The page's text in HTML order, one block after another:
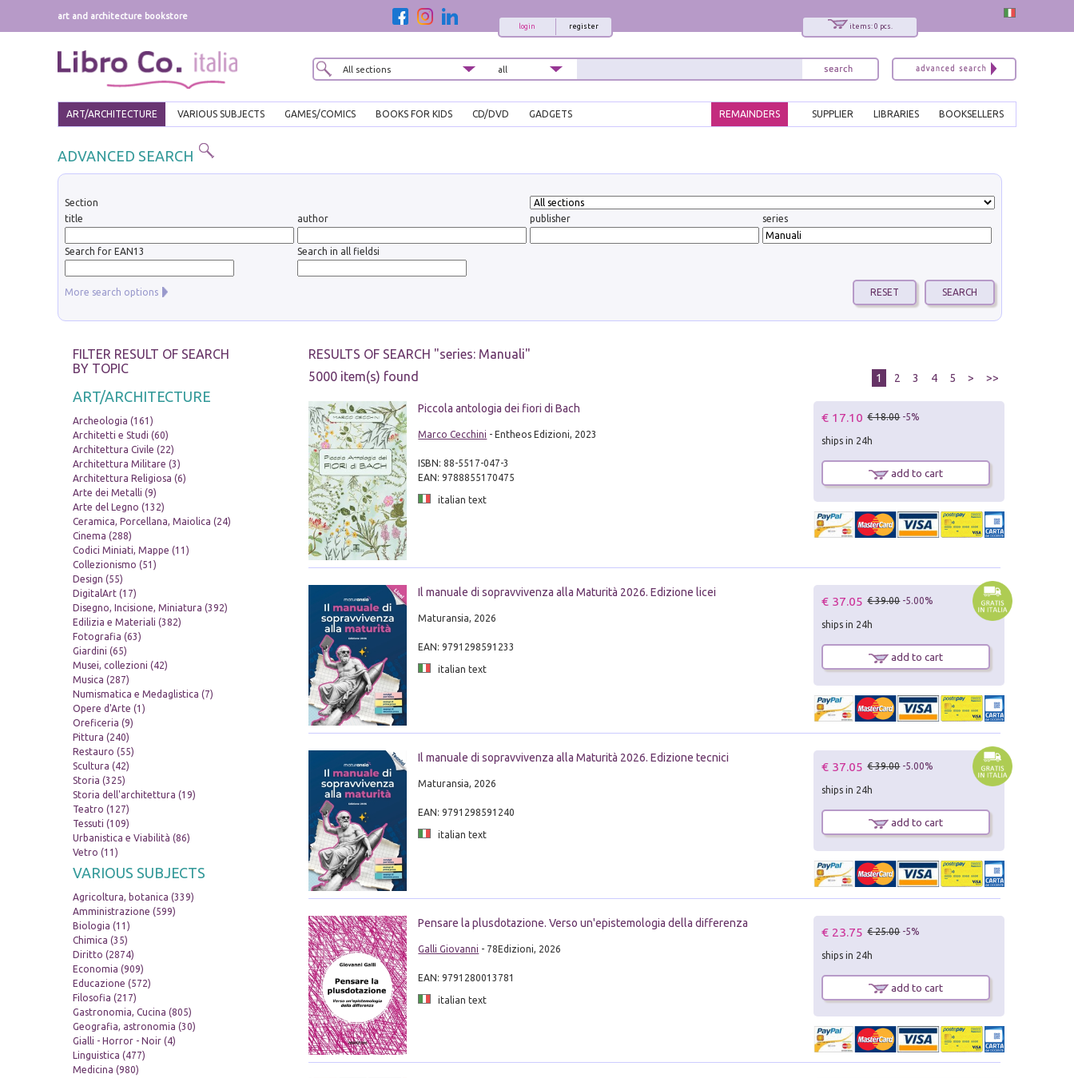
art and architecture bookstore
items: 0 pcs.
register
login
ART/ARCHITECTURE VARIOUS SUBJECTS GAMES/COMICS BOOKS FOR KIDS CD/DVD GADGETS BOOKSELLERS
LIBRARIES
SUPPLIER
REMAINDERS
ADVANCED SEARCH
Section
title
author publisher series
Search for EAN13 Search in all fieldsi
More search options
FILTER RESULT OF SEARCH
BY TOPIC
ART/ARCHITECTURE
Archeologia (161)
Architetti e Studi (60)
Architettura Civile (22)
Architettura Militare (3)
Architettura Religiosa (6)
Arte dei Metalli (9)
Arte del Legno (132)
Ceramica, Porcellana, Maiolica (24)
Cinema (288)
Codici Miniati, Mappe (11)
Collezionismo (51)
Design (55)
DigitalArt (17)
Disegno, Incisione, Miniatura (392)
Edilizia e Materiali (382)
Fotografia (63)
Giardini (65)
Musei, collezioni (42)
Musica (287)
Numismatica e Medaglistica (7)
Opere d'Arte (1)
Oreficeria (9)
Pittura (240)
Restauro (55)
Scultura (42)
Storia (325)
Storia dell'architettura (19)
Teatro (127)
Tessuti (109)
Urbanistica e Viabilità (86)
Vetro (11)
VARIOUS SUBJECTS
Agricoltura, botanica (339)
Amministrazione (599)
Biologia (11)
Chimica (35)
Diritto (2874)
Economia (909)
Educazione (572)
Filosofia (217)
Gastronomia, Cucina (805)
Geografia, astronomia (30)
Gialli - Horror - Noir (4)
Linguistica (477)
Medicina (980)
RESULTS OF SEARCH "series: Manuali"
5000 item(s) found
1 2 3 4 5 > >>
Piccola antologia dei fiori di Bach
Marco Cecchini - Entheos Edizioni, 2023
ISBN: 88-5517-047-3
EAN: 9788855170475
italian text
€ 17.10 € 18.00 -5%
ships in 24h
add to cart
Il manuale di sopravvivenza alla Maturità 2026. Edizione licei
Maturansia, 2026
EAN: 9791298591233
italian text
€ 37.05 € 39.00 -5.00%
ships in 24h
add to cart
Il manuale di sopravvivenza alla Maturità 2026. Edizione tecnici
Maturansia, 2026
EAN: 9791298591240
italian text
€ 37.05 € 39.00 -5.00%
ships in 24h
add to cart
Pensare la plusdotazione. Verso un'epistemologia della differenza
Galli Giovanni - 78Edizioni, 2026
EAN: 9791280013781
italian text
€ 23.75 € 25.00 -5%
ships in 24h
add to cart